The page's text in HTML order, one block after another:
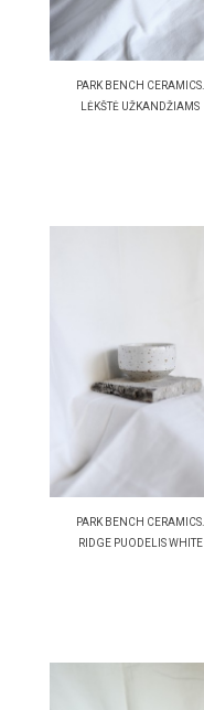
PARK BENCH CERAMICS.
LĖKŠTĖ UŽKANDŽIAMS
PARK BENCH CERAMICS.
RIDGE PUODELIS WHITE